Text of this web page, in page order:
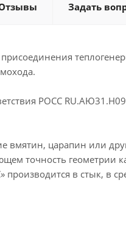
Задать
РОСС
вмятин, царапин или
точность геометрии
в стык, в